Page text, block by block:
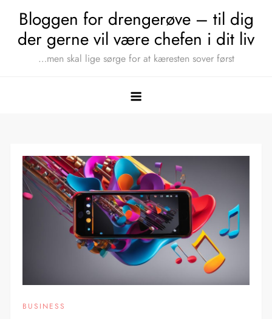
content
Bloggen for drengerøve – til dig
der gerne vil være chefen i dit liv
…men skal lige sørge for at kæresten sover først
BUSINESS